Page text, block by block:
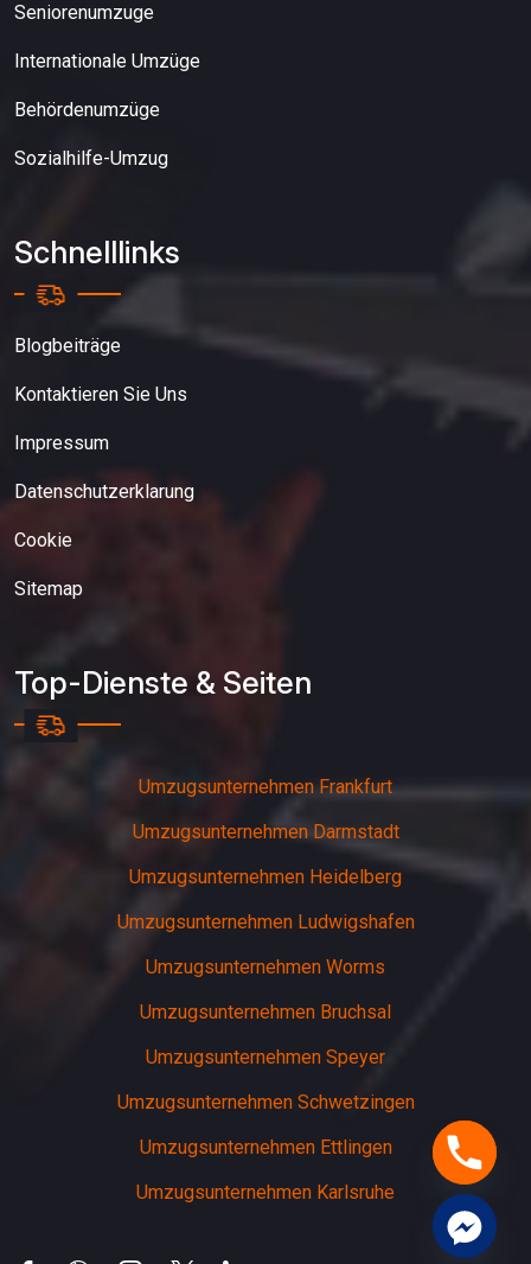
Seniorenumzuge
Internationale Umzüge
Behördenumzüge
Sozialhilfe-Umzug
Schnelllinks
Blogbeiträge
Kontaktieren Sie Uns
Impressum
Datenschutzerklarung
Cookie
Sitemap
Top-Dienste & Seiten
Umzugsunternehmen Frankfurt
Umzugsunternehmen Darmstadt
Umzugsunternehmen Heidelberg
Umzugsunternehmen Ludwigshafen
Umzugsunternehmen Worms
Umzugsunternehmen Bruchsal
Umzugsunternehmen Speyer
Umzugsunternehmen Schwetzingen
Umzugsunternehmen Ettlingen
Umzugsunternehmen Karlsruhe